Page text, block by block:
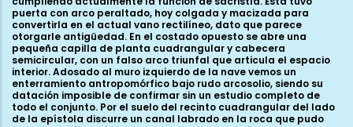
puerta con arco peraltado, hoy colgada y macizada para
convertirla en el actual vano rectilíneo, dato que parece
otorgarle antigüedad. En el costado opuesto se abre una
pequeña capilla de planta cuadrangular y cabecera
semicircular, con un falso arco triunfal que articula el espacio
interior. Adosado al muro izquierdo de la nave vemos un
enterramiento antropomórfico bajo rudo arcosolio, siendo su
datación imposible de confirmar sin un estudio completo de
todo el conjunto. Por el suelo del recinto cuadrangular del lado
de la epístola discurre un canal labrado en la roca que pudo